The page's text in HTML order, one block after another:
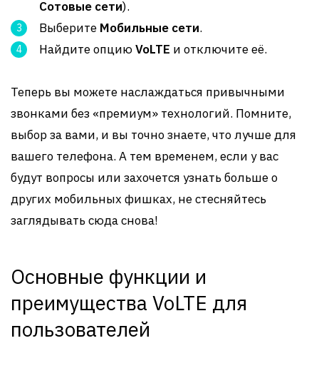
Сотовые сети).
Выберите Мобильные сети.
Найдите опциюVoLTE и отключите её.
Теперь вы можете наслаждаться привычными
звонками без «премиум» технологий. Помните,
выбор за вами, и вы точно знаете, что лучше для
вашего телефона. А тем временем, если у вас
будут вопросы или захочется узнать больше о
других мобильных фишках, не стесняйтесь
заглядывать сюда снова!
Основные функции и
преимущества VoLTE для
пользователей